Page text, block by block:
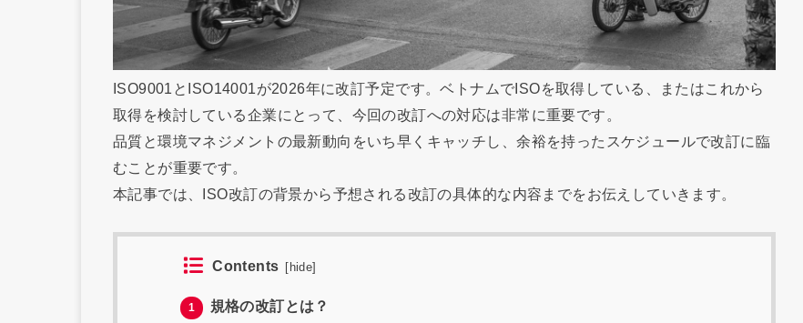
ISO9001とISO14001が2026年に改訂予定です。ベトナムでISOを取得している、またはこれから
取得を検討している企業にとって、今回の改訂への対応は非常に重要です。
品質と環境マネジメントの最新動向をいち早くキャッチし、余裕を持ったスケジュールで改訂に臨
むことが重要です。
本記事では、ISO改訂の背景から予想される改訂の具体的な内容までをお伝えしていきます。
Contents [ hide]
1 規格の改訂とは？